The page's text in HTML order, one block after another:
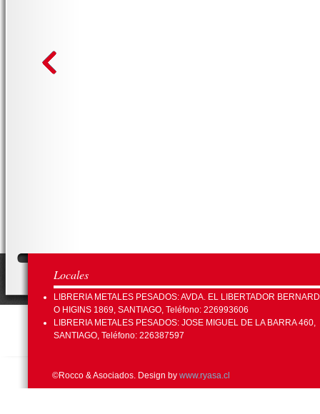
Locales
LIBRERIA METALES PESADOS: AVDA. EL LIBERTADOR
O HIGINS 1869, SANTIAGO, Teléfono: 226993606
LIBRERIA METALES PESADOS: JOSE MIGUEL DE LA BARRA 460,
SANTIAGO, Teléfono: 226387597
©Rocco & Asociados. Design by www.ryasa.cl